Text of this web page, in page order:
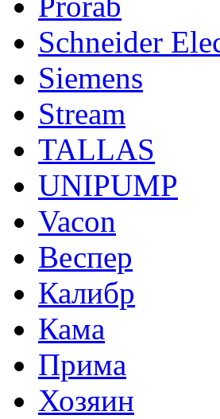
Schneider
Siemens
Stream
TALLAS
UNIPUMP
Vacon
Веспер
Калибр
Кама
Прима
Хозяин